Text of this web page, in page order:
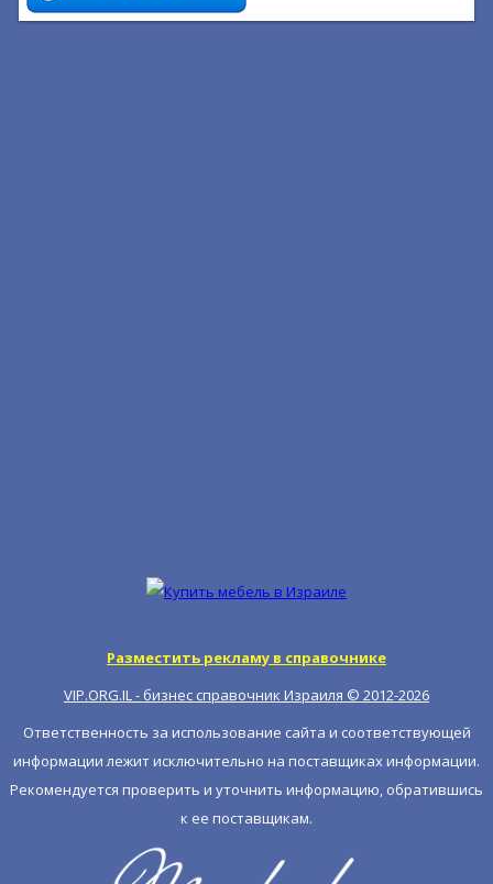
Разместить рекламу в справочнике
VIP.ORG.IL - бизнес справочник Израиля © 2012-2026
Ответственность за использование сайта и соответствующей
информации лежит исключительно на поставщиках информации.
Рекомендуется проверить и уточнить информацию, обратившись
к ее поставщикам.